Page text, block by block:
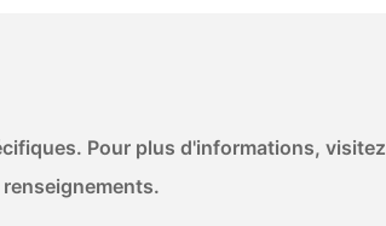
Pour plus d'informations,